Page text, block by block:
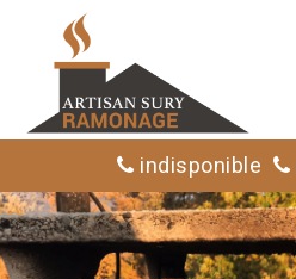
indisponible